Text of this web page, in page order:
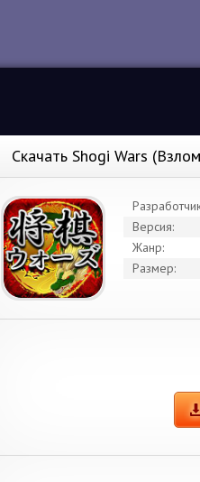
Скачать Shogi Wars
Версия:
Жанр:
Размер: